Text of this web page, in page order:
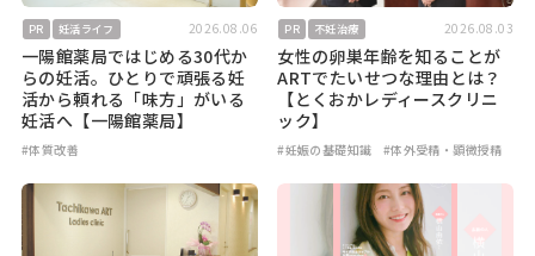
PR 妊活ライフ 2026.08.06
一陽館薬局ではじめる30代か
らの妊活。ひとりで頑張る妊
活から頼れる「味方」がいる
妊活へ【一陽館薬局】
#体質改善
PR 不妊治療 2026.08.03
女性の卵巣年齢を知ることが
ARTでたいせつな理由とは？
【とくおかレディースクリニ
ック】
#妊娠の基礎知識 #体外受精・顕微授精